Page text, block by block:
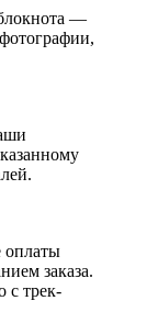
—
оплаты
заказа.
с трек-